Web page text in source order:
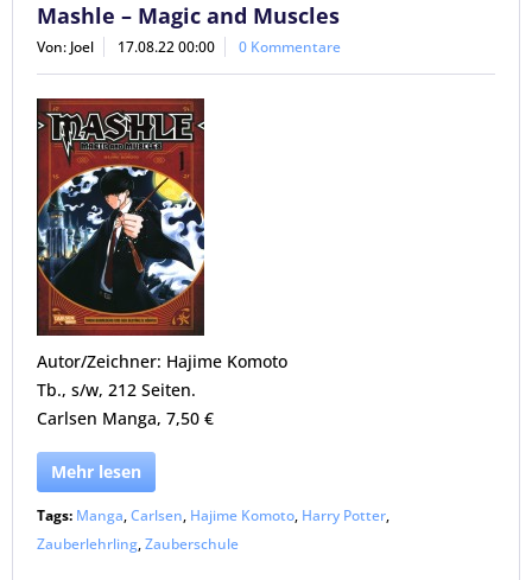
Mashle – Magic and Muscles
Von: Joel 17.08.22 00:00 0 Kommentare
Autor/Zeichner: Hajime Komoto
Tb., s/w, 212 Seiten.
Carlsen Manga, 7,50 €
Mehr lesen
Tags: Manga,Carlsen, Hajime Komoto, Harry Potter,
Zauberlehrling,Zauberschule